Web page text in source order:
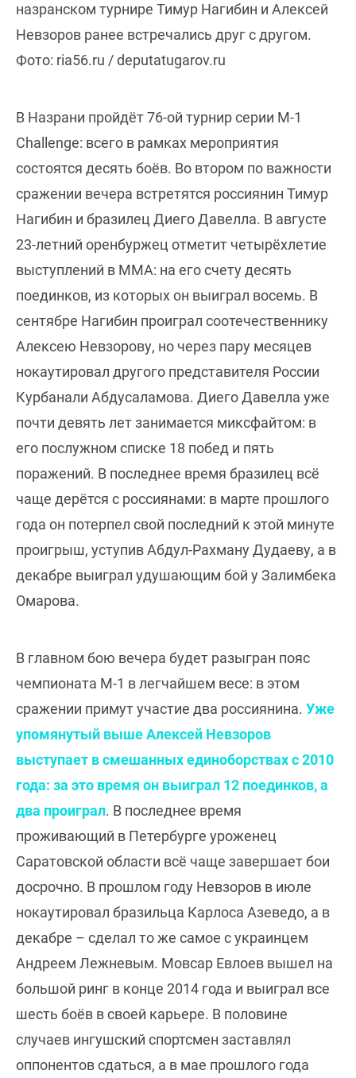
назранском турнире Тимур Нагибин и Алексей
Невзоров ранее встречались друг с другом.
Фото: ria56.ru / deputatugarov.ru
В Назрани пройдёт 76-ой турнир серии М-1
Challenge: всего в рамках мероприятия
состоятся десять боёв. Во втором по важности
сражении вечера встретятся россиянин Тимур
Нагибин и бразилец Диего Давелла. В августе
23-летний оренбуржец отметит четырёхлетие
выступлений в ММА: на его счету десять
поединков, из которых он выиграл восемь. В
сентябре Нагибин проиграл соотечественнику
Алексею Невзорову, но через пару месяцев
нокаутировал другого представителя России
Курбанали Абдусаламова. Диего Давелла уже
почти девять лет занимается миксфайтом: в
его послужном списке 18 побед и пять
поражений. В последнее время бразилец всё
чаще дерётся с россиянами: в марте прошлого
года он потерпел свой последний к этой минуте
проигрыш, уступив Абдул-Рахману Дудаеву, а в
декабре выиграл удушающим бой у Залимбека
Омарова.
В главном бою вечера будет разыгран пояс
чемпионата М-1 в легчайшем весе: в этом
сражении примут участие два россиянина. Уже
упомянутый выше Алексей Невзоров
выступает в смешанных единоборствах с 2010
года: за это время он выиграл 12 поединков, а
два проиграл. В последнее время
проживающий в Петербурге уроженец
Саратовской области всё чаще завершает бои
досрочно. В прошлом году Невзоров в июле
нокаутировал бразильца Карлоса Азеведо, а в
декабре – сделал то же самое с украинцем
Андреем Лежневым. Мовсар Евлоев вышел на
большой ринг в конце 2014 года и выиграл все
шесть боёв в своей карьере. В половине
случаев ингушский спортсмен заставлял
оппонентов сдаться, а в мае прошлого года